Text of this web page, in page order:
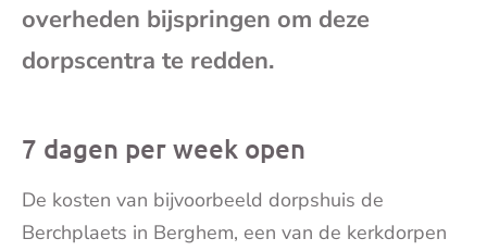
overheden bijspringen om deze
dorpscentra te redden.
7 dagen per week open
De kosten van bijvoorbeeld dorpshuis de
Berchplaets in Berghem, een van de kerkdorpen